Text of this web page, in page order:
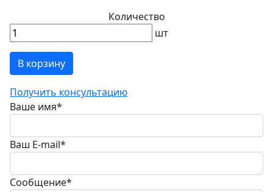
Количество
шт
В корзину
Получить консультацию
Ваше имя*
Ваш E-mail*
Сообщение*